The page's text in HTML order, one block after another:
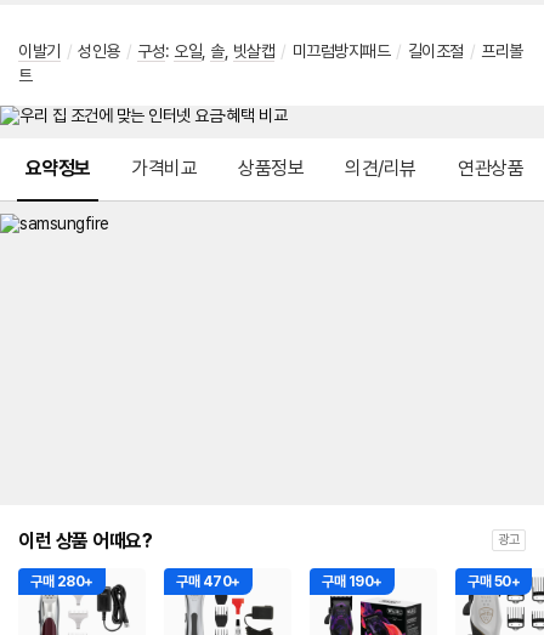
이발기 / 성인용 / 구성: 오일 솔, 빗살캡 / 미끄럼방지패드 / 길이조절 / 프리볼
트
요약정보 가격비교 상품정보 의견/리뷰 연관상품
이런 상품 어때요? 광고
구매 280+ 구매 470+ 구매 190+ 구매 50+